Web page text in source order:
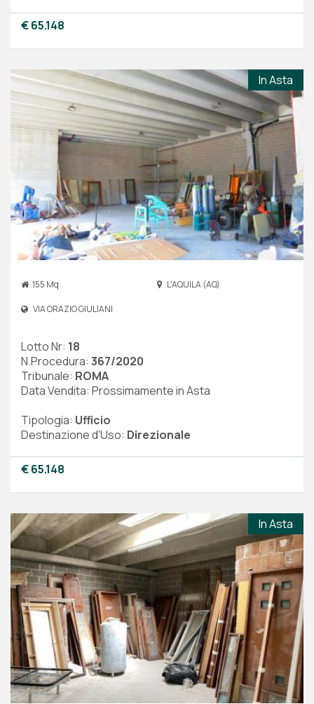
€ 65.148
In Asta
155 Mq L'AQUILA (AQ)
VIA ORAZIO GIULIANI
Lotto Nr: 18
N.Procedura: 367/2020
Tribunale: ROMA
Data Vendita: Prossimamente in Asta
Tipologia: Ufficio
Destinazione d'Uso: Direzionale
€ 65.148
In Asta